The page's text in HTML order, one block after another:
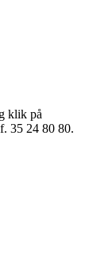
klik på
35 24 80 80.